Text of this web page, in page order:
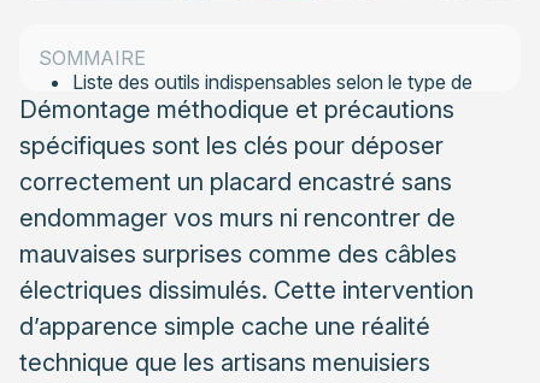
Démontage méthodique et précautions
spécifiques sont les clés pour déposer
correctement un placard encastré sans
endommager vos murs ni rencontrer de
mauvaises surprises comme des câbles
électriques dissimulés. Cette intervention
d’apparence simple cache une réalité
technique que les artisans menuisiers
SOMMAIRE
dépose d’un placard
Liste des outils indispensables selon le type de
placard
Préparation de l’espace de travail et protection
Vérifications de sécurité préalables
Techniques professionnelles pour démonter un
placard encastré
Démontage méthodique des portes et façades
Retrait de l’ossature et des fixations murales